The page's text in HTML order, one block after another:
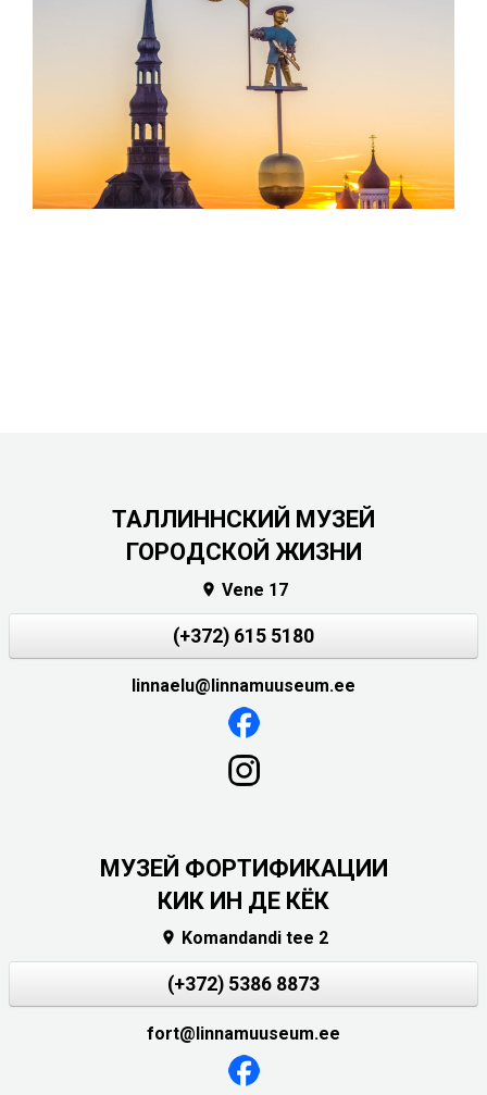
ТАЛЛИННСКИЙ МУЗЕЙ
ГОРОДСКОЙ ЖИЗНИ
 Vene 17
(+372) 615 5180
linnaelu@linnamuuseum.ee
МУЗЕЙ ФОРТИФИКАЦИИ
КИК ИН ДЕ КЁК
 Komandandi tee 2
(+372) 5386 8873
fort@linnamuuseum.ee